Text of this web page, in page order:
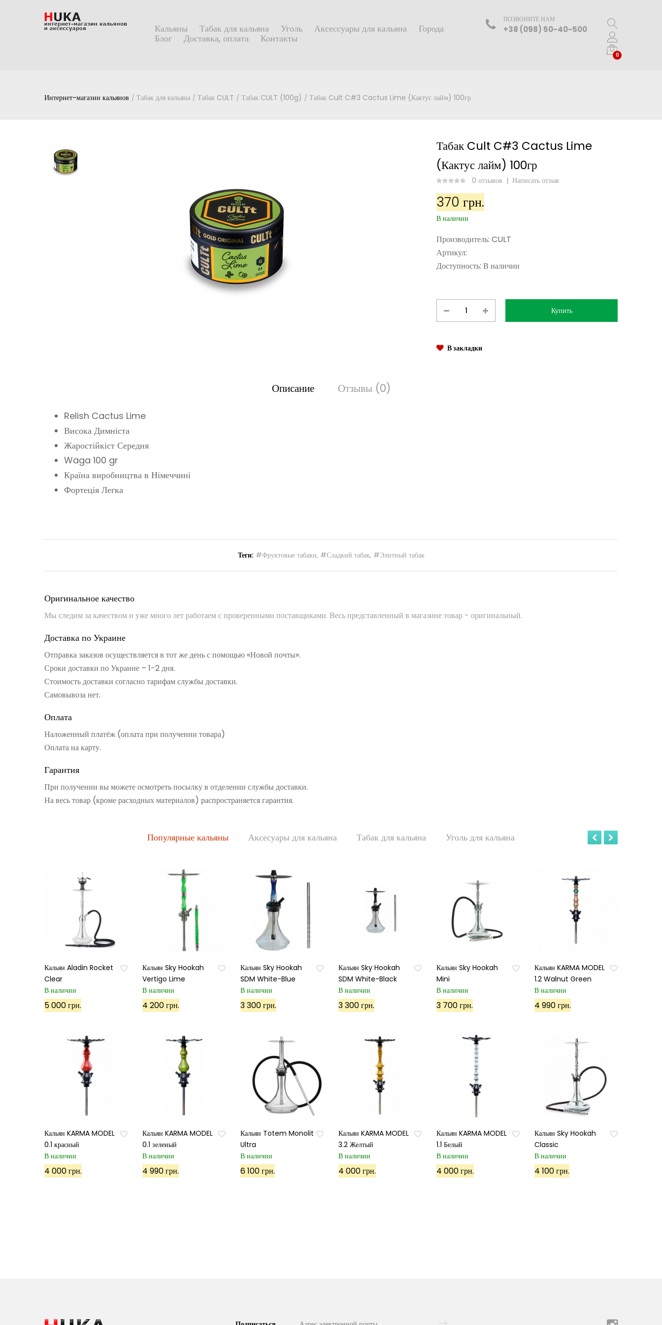
Кальяны Табак для кальяна Уголь Аксессуары для кальяна
Города
Блог
Доставка, оплата Контакты
ПОЗВОНИТЕ НАМ
+38 (098) 50-40-500
0
Интернет-магазин кальянов Табак для кальяна Табак CULT Табак CULT (100g) Табак Cult C#3 Cactus Lime (Кактус лайм) 100гр
Табак Cult C#3 Cactus Lime
(Кактус лайм) 100гр
0 отзывов | Написать отзыв
370 грн.
В наличии
Производитель: CULT
Артикул:
Доступность: В наличии
В закладки
Описание Отзывы (0)
Relish Cactus Lime
Висока Димніста
Жаростійкіст Середня
Waga 100 gr
Країна виробництва в Німеччині
Фортеція Легка
Теги: #Фруктовые табаки, #Сладкий табак, #Элитный табак
Оригинальное качество
Мы следим за качеством и уже много лет работаем с проверенными поставщиками. Весь представленный в магазине товар - оригинальный.
Доставка по Украине
Отправка заказов осуществляется в тот же день с помощью «Новой почты».
Сроки доставки по Украине – 1-2 дня.
Стоимость доставки согласно тарифам службы доставки.
Самовывоза нет.
Оплата
Наложенный платёж (оплата при получении товара)
Оплата на карту.
Гарантия
При получении вы можете осмотреть посылку в отделении службы доставки.
На весь товар (кроме расходных материалов) распространяется гарантия.
Популярные кальяны Аксесуары для кальяна Табак для кальяна Уголь для кальяна
Кальян Aladin Rocket
Clear
В наличии
5 000 грн.
Кальян Sky Hookah
Vertigo Lime
В наличии
4 200 грн.
Кальян Sky Hookah
SDM White-Blue
В наличии
3 300 грн.
Кальян Sky Hookah
SDM White-Black
В наличии
3 300 грн.
Кальян Sky Hookah
Mini
В наличии
3 700 грн.
Кальян KARMA MODEL
1.2 Walnut Green
В наличии
4 990 грн.
Кальян KARMA MODEL
0.1 красный
В наличии
4 000 грн.
Кальян KARMA MODEL
0.1 зеленый
В наличии
4 990 грн.
Кальян Totem Monolit
Ultra
В наличии
6 100 грн.
Кальян KARMA MODEL
3.2 Желтый
В наличии
4 000 грн.
Кальян KARMA MODEL
1.1 Белый
В наличии
4 000 грн.
Кальян Sky Hookah
Classic
В наличии
4 100 грн.